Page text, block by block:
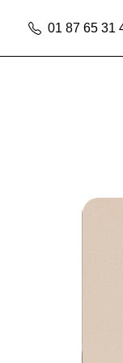
01 87 65 31